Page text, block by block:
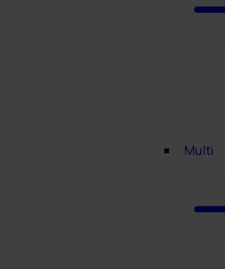
Multi